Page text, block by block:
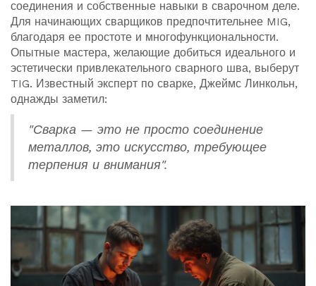
соединения и собственные навыки в сварочном деле.
Для начинающих сварщиков предпочтительнее MIG,
благодаря ее простоте и многофункциональности.
Опытные мастера, желающие добиться идеального и
эстетически привлекательного сварного шва, выберут
TIG. Известный эксперт по сварке, Джеймс Линкольн,
однажды заметил:
"Сварка — это не просто соединение
металлов, это искусство, требующее
терпения и внимания".